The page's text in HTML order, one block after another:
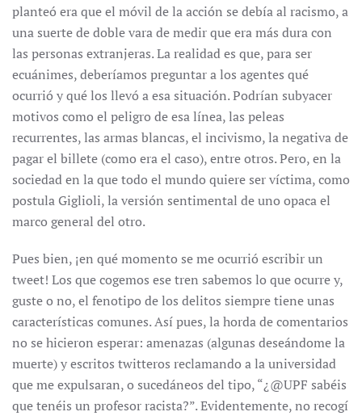
planteó era que el móvil de la acción se debía al racismo, a
una suerte de doble vara de medir que era más dura con
las personas extranjeras. La realidad es que, para ser
ecuánimes, deberíamos preguntar a los agentes qué
ocurrió y qué los llevó a esa situación. Podrían subyacer
motivos como el peligro de esa línea, las peleas
recurrentes, las armas blancas, el incivismo, la negativa de
pagar el billete (como era el caso), entre otros. Pero, en la
sociedad en la que todo el mundo quiere ser víctima, como
postula Giglioli, la versión sentimental de uno opaca el
marco general del otro.
Pues bien, ¡en qué momento se me ocurrió escribir un
tweet! Los que cogemos ese tren sabemos lo que ocurre y,
guste o no, el fenotipo de los delitos siempre tiene unas
características comunes. Así pues, la horda de comentarios
no se hicieron esperar: amenazas (algunas deseándome la
muerte) y escritos twitteros reclamando a la universidad
que me expulsaran, o sucedáneos del tipo, “¿@UPF sabéis
que tenéis un profesor racista?”. Evidentemente, no recogí